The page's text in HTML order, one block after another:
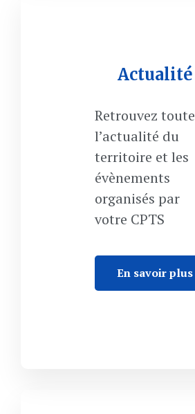
Actualité
Retrouvez toute
l’actualité du
territoire et les
évènements
organisés par
votre CPTS
En savoir plus